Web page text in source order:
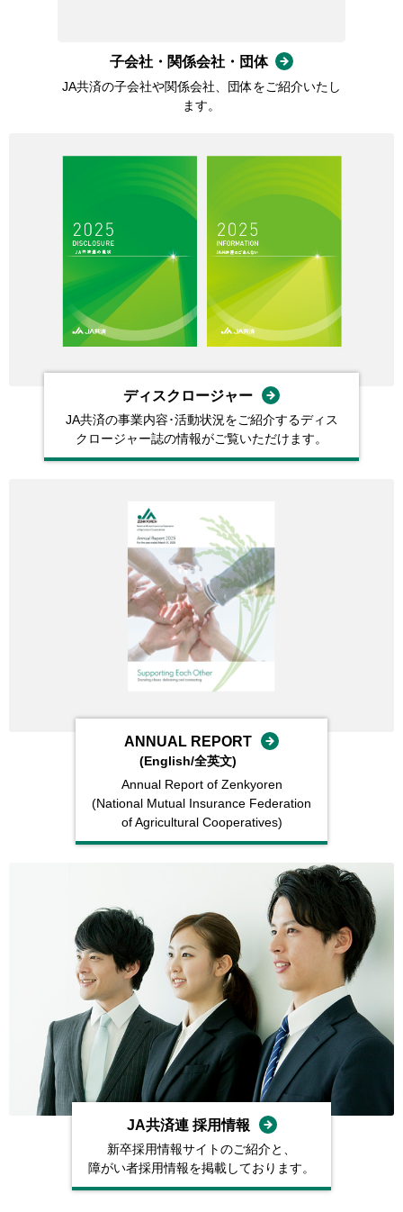
子会社・関係会社・団体
JA共済の子会社や関係会社、団体をご紹介いたし
ます。
ディスクロージャー
JA共済の事業内容･活動状況をご紹介するディス
クロージャー誌の情報がご覧いただけます。
ANNUAL REPORT
(English/全英⽂)
Annual Report ofZenkyoren
(National Mutual Insurance Federation
of AgriculturalCooperatives)
JA共済連 採⽤情報
新卒採⽤情報サイトのご紹介と、
障がい者採⽤情報を掲載しております。